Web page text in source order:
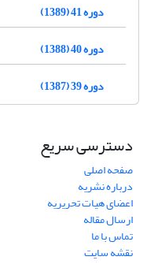
دوره 41 (1389)
دوره 40 (1388)
دوره 39 (1387)
دسترسی سریع
صفحه اصلی
درباره نشریه
اعضای هیات تحریریه
ارسال مقاله
تماس با ما
نقشه سایت